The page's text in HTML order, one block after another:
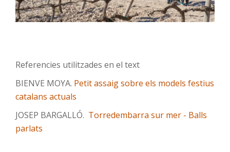
Referencies utilitzades en el text
BIENVE MOYA. Petit assaig sobre els models festius
catalans actuals
JOSEP BARGALLÓ. Torredembarra sur mer - Balls
parlats